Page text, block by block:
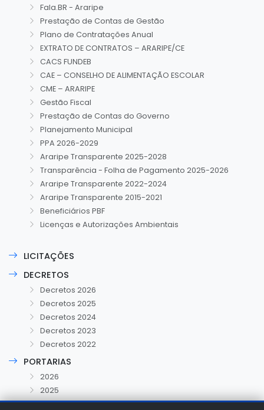
Fala.BR - Araripe
Prestação de Contas de Gestão
Plano de Contratações Anual
EXTRATO DE CONTRATOS – ARARIPE/CE
CACS FUNDEB
CAE – CONSELHO DE ALIMENTAÇÃO ESCOLAR
CME – ARARIPE
Gestão Fiscal
Prestação de Contas do Governo
Planejamento Municipal
PPA 2026-2029
Araripe Transparente 2025-2028
Transparência - Folha de Pagamento 2025-2026
Araripe Transparente 2022-2024
Araripe Transparente 2015-2021
Beneficiários PBF
Licenças e Autorizações Ambientais
LICITAÇÕES
DECRETOS
Decretos 2026
Decretos 2025
Decretos 2024
Decretos 2023
Decretos 2022
PORTARIAS
2026
2025